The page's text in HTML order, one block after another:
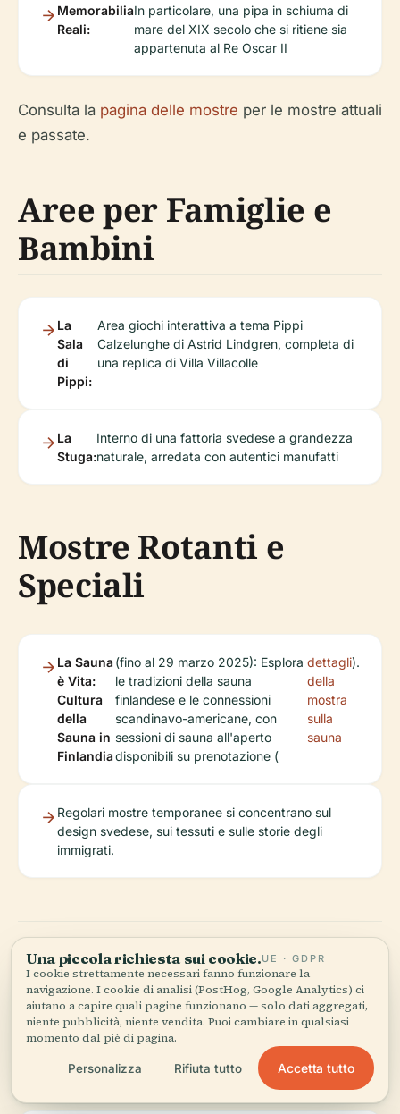
Memorabilia
Reali:
In particolare, una pipa in schiuma di
mare del XIX secolo che si ritiene sia
appartenuta al Re Oscar II
Consulta la pagina delle mostre per le mostre attuali
e passate.
Aree per Famiglie e
Bambini
La
Sala
di
Pippi:
Area giochi interattiva a tema Pippi
Calzelunghe di Astrid Lindgren, completa di
una replica di Villa Villacolle
La
Stuga:
Interno di una fattoria svedese a grandezza
naturale, arredata con autentici manufatti
Mostre Rotanti e
Speciali
La Sauna
è Vita:
Cultura
della
Sauna in
Finlandia
(fino al 29 marzo 2025): Esplora
le tradizioni della sauna
finlandese e le connessioni
scandinavo-americane, con
sessioni di sauna all'aperto
disponibili su prenotazione (
dettagli
della
mostra
sulla
sauna
).
Regolari mostre temporanee si concentrano sul
design svedese, sui tessuti e sulle storie degli
immigrati.
Funzionalità
Interattive ed
Educative
Una piccola richiesta sui cookie.UE · GDPR
I cookie strettamente necessari fanno funzionare la
navigazione. I cookie di analisi (PostHog, Google Analytics) ci
aiutano a capire quali pagine funzionano — solo dati aggregati,
niente pubblicità, niente vendita. Puoi cambiare in qualsiasi
momento dal piè di pagina.
Personalizza Rifiuta tutto Accetta tutto